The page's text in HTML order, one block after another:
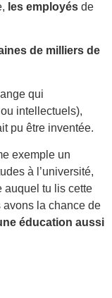
les employés de
de milliers de
qui
intellectuels),
pu être inventée.
exemple un
à l’université,
auquel tu lis cette
avons la chance de
éducation aussi